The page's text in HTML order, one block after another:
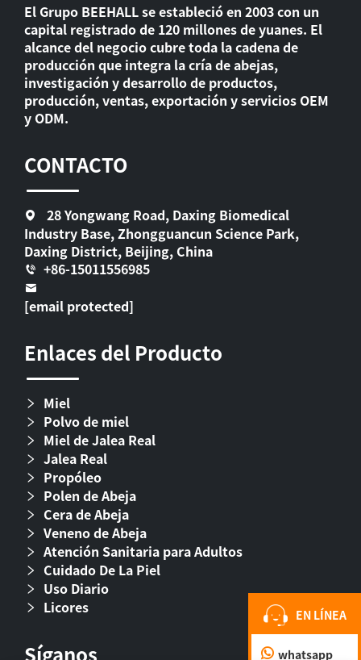
EN LÍNEA
whatsapp
El Grupo BEEHALL se estableció en 2003 con un
capital registrado de 120 millones de yuanes. El
alcance del negocio cubre toda la cadena de
producción que integra la cría de abejas,
investigación y desarrollo de productos,
producción, ventas, exportación y servicios OEM
y ODM.
CONTACTO
28 Yongwang Road, Daxing Biomedical
Industry Base, Zhongguancun Science Park,
Daxing District, Beijing, China
+86-15011556985
[email protected]
Enlaces del Producto
Miel
Polvo de miel
Miel de Jalea Real
Jalea Real
Propóleo
Polen de Abeja
Cera de Abeja
Veneno de Abeja
Atención Sanitaria para Adultos
Cuidado De La Piel
Uso Diario
Licores
Síganos